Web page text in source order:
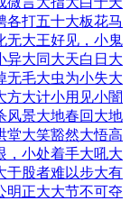
各打五十大板花马
无大王好见，小鬼
异大同 大天白日 大
无毛大虫为小失大
方大计小用 见小闇
风景大地春回 大地
堂大笑豁然大悟高
，小处着手大吼大
于股者难以步大有
明正大大节不可夺